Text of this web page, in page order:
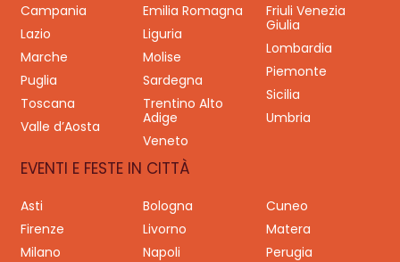
Campania
Emilia Romagna
Friuli Venezia
Giulia
Lazio
Liguria
Lombardia
Marche
Molise
Piemonte
Puglia
Sardegna
Sicilia
Toscana
Trentino Alto
Adige
Umbria
Valle d’Aosta
Veneto
EVENTI E FESTE IN CITTÀ
Asti Bologna
Cuneo
Firenze
Livorno
Matera
Milano
Napoli
Perugia